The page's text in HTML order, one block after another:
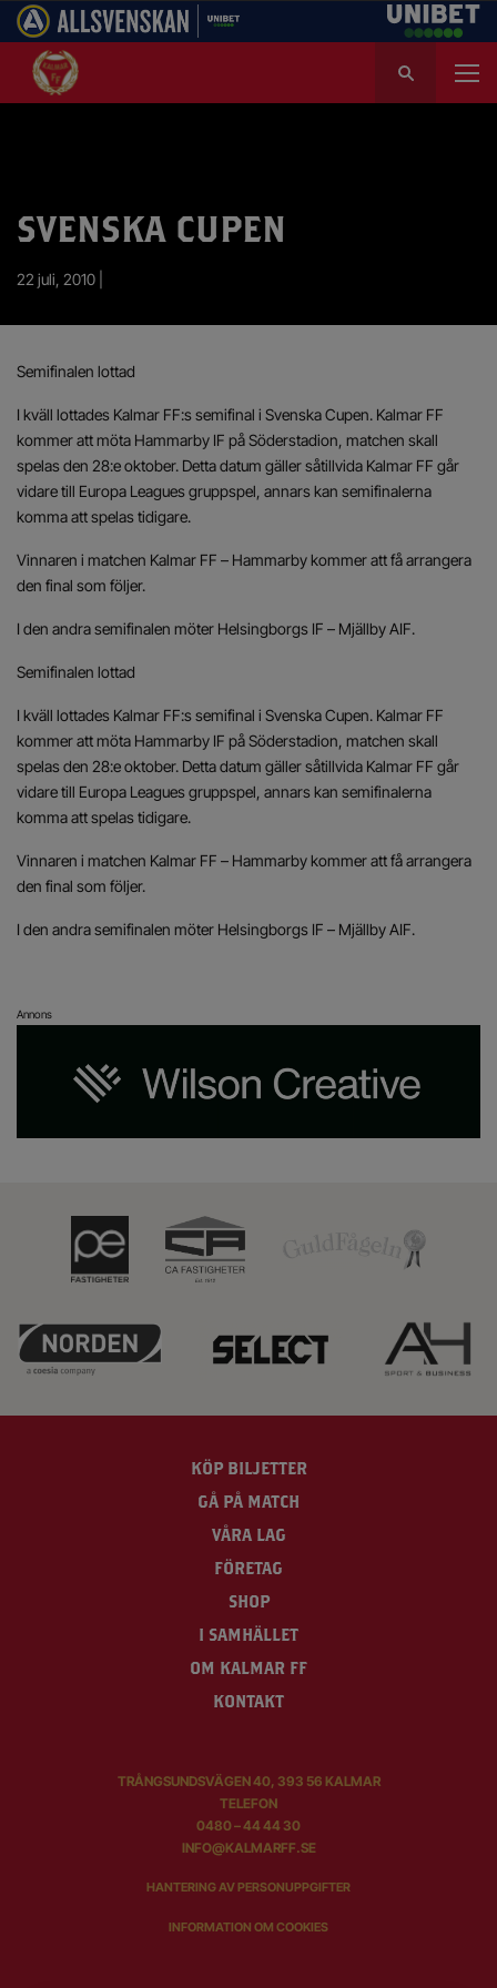
k
SVENSKA CUPEN
22 juli, 2010 |
Semifinalen lottad
I kväll lottades Kalmar FF:s semifinal i Svenska Cupen. Kalmar FF
kommer att möta Hammarby IF på Söderstadion, matchen skall
spelas den 28:e oktober. Detta datum gäller såtillvida Kalmar FF går
vidare till Europa Leagues gruppspel, annars kan semifinalerna
komma att spelas tidigare.
Vinnaren i matchen Kalmar FF – Hammarby kommer att få arrangera
den final som följer.
I den andra semifinalen möter Helsingborgs IF – Mjällby AIF.
Semifinalen lottad
I kväll lottades Kalmar FF:s semifinal i Svenska Cupen. Kalmar FF
kommer att möta Hammarby IF på Söderstadion, matchen skall
spelas den 28:e oktober. Detta datum gäller såtillvida Kalmar FF går
vidare till Europa Leagues gruppspel, annars kan semifinalerna
komma att spelas tidigare.
Vinnaren i matchen Kalmar FF – Hammarby kommer att få arrangera
den final som följer.
I den andra semifinalen möter Helsingborgs IF – Mjällby AIF.
Annons
KÖP BILJETTER
GÅ PÅ MATCH
VÅRA LAG
FÖRETAG
SHOP
I SAMHÄLLET
OM KALMAR FF
KONTAKT
TRÅNGSUNDSVÄGEN 40, 393 56 KALMAR
TELEFON
0480 – 44 44 30
INFO@KALMARFF.SE
HANTERING AV PERSONUPPGIFTER
INFORMATION OM COOKIES